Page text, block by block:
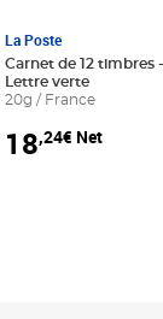
au panier
La Poste
Carnet de 12 timbres
Lettre verte
20g / France
18,24€ Net